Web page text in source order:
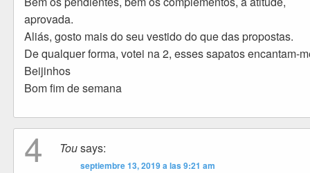
aprovada.
Aliás, gosto mais do seu vestido do que das propostas.
De qualquer forma, votei na 2, esses sapatos encantam-
Beijinhos
Bom fim de semana
4 Tousays:
septiembre 13, 2019 a las 9:21 am